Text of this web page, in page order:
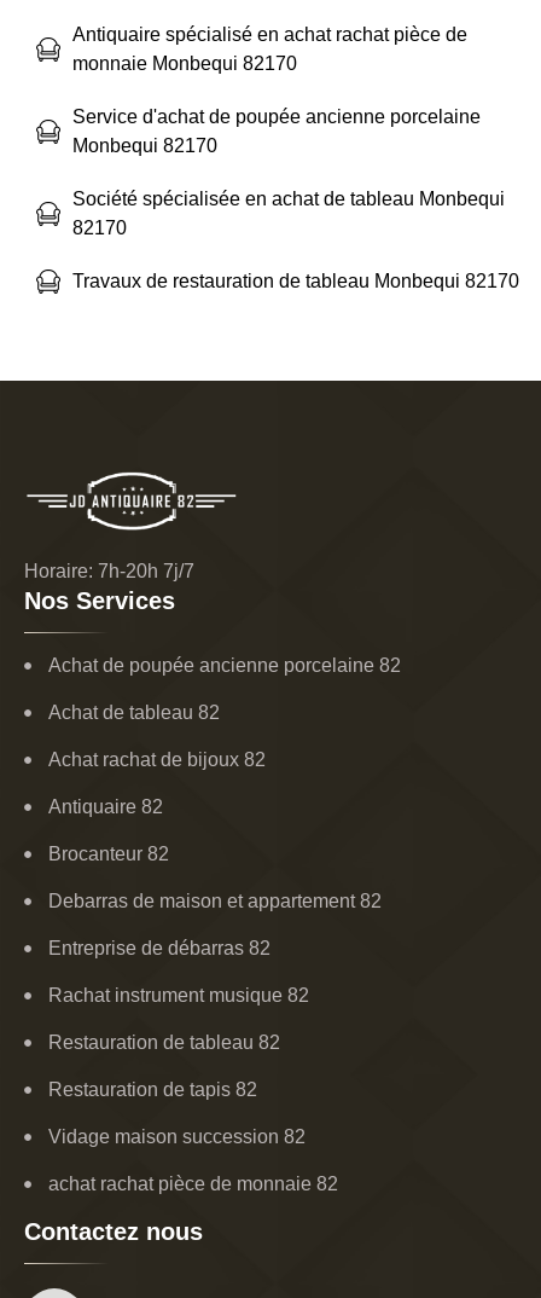
Antiquaire spécialisé en achat rachat pièce de
monnaie Monbequi 82170
Service d'achat de poupée ancienne porcelaine
Monbequi 82170
Société spécialisée en achat de tableau Monbequi
82170
Travaux de restauration de tableau Monbequi 82170
Horaire: 7h-20h 7j/7
Nos Services
Achat de poupée ancienne porcelaine 82
Achat de tableau 82
Achat rachat de bijoux 82
Antiquaire 82
Brocanteur 82
Debarras de maison et appartement 82
Entreprise de débarras 82
Rachat instrument musique 82
Restauration de tableau 82
Restauration de tapis 82
Vidage maison succession 82
achat rachat pièce de monnaie 82
Contactez nous